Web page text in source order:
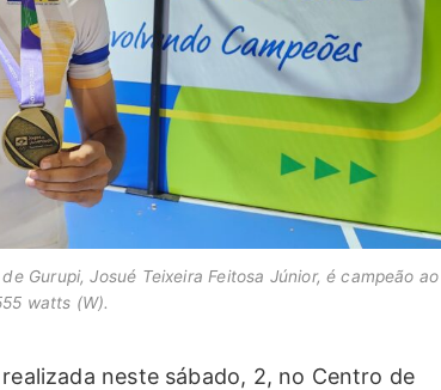
Gurupi, Josué Teixeira Feitosa Júnior, é campeão ao
watts (W).
neste sábado, 2, no Centro de